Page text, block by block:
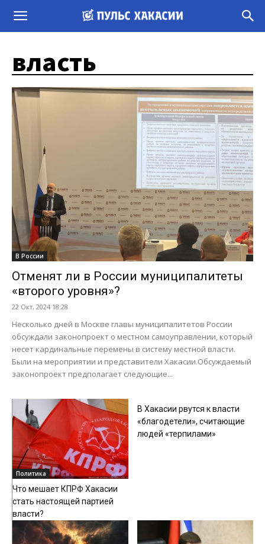
власть
В России
Отменят ли в России муниципалитеты
«второго уровня»?
22 Окт, 2024 18:28
Несколько дней в Москве главы муниципалитетов России
обсуждали законопроект о местном самоуправлении, который
несет кардинальные перемены в систему местной власти.
Были на мероприятии и представители Хакасии.Обсуждаемый
законопроект предполагает следующие...
Политика
Что мешает КПРФ Хакасии
стать настоящей партией
власти?
В Хакасии рвутся к власти
«благодетели», считающие
людей «терпилами»